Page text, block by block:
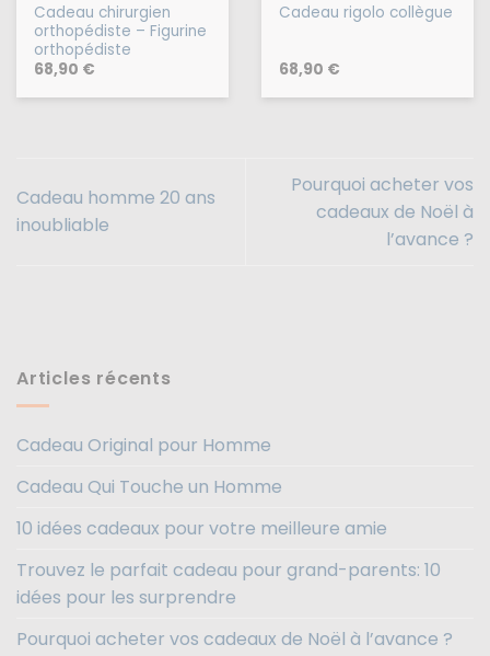
Articles récents
Cadeau Original pour Homme
Cadeau Qui Touche un Homme
10 idées cadeaux pour votre meilleure amie
Trouvez le parfait cadeau pour grand-parents: 10
idées pour les surprendre
Pourquoi acheter vos cadeaux de Noël à l’avance ?
Cadeau chirurgien
orthopédiste – Figurine
orthopédiste
68,90 €
Cadeau rigolo collègue
68,90 €
Cadeau homme 20 ans
inoubliable
Pourquoi acheter vos
cadeaux de Noël à
l’avance ?